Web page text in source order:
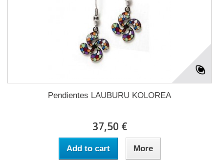
Pendientes LAUBURU KOLOREA
37,50 €
Add to cart More